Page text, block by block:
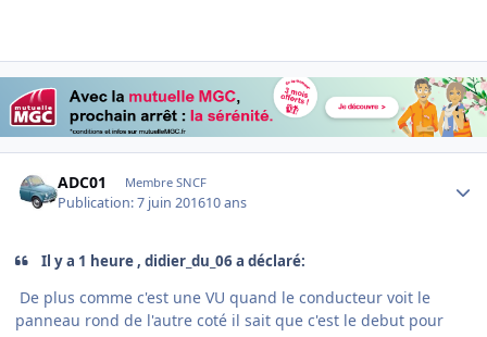
ADC01 Membre SNCF
Publication:7 juin 201610 ans
Il y a 1 heure , didier_du_06 a déclaré:
De plus comme c'est une VU quand le conducteur voit le
panneau rond de l'autre coté il sait que c'est le debut pour